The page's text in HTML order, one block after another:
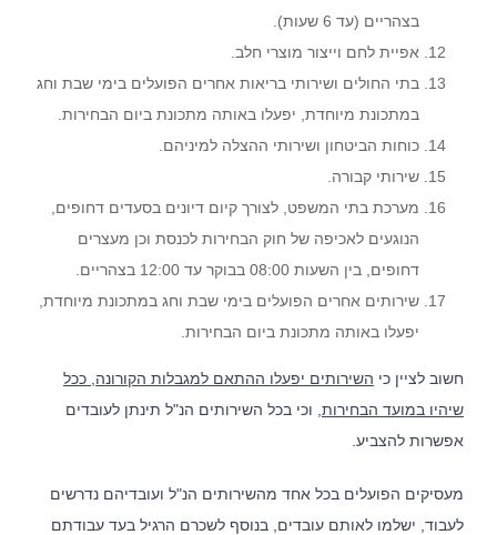
בצהריים (עד 6 שעות).
אפיית לחם וייצור מוצרי חלב.
בתי החולים ושירותי בריאות אחרים הפועלים בימי שבת וחג
במתכונת מיוחדת, יפעלו באותה מתכונת ביום הבחירות.
כוחות הביטחון ושירותי ההצלה למיניהם.
שירותי קבורה.
​מערכת בתי המשפט, לצורך קיום דיונים בסעדים דחופים,
הנוגעים לאכיפה של חוק הבחירות לכנסת וכן מעצרים
דחופים, בין השעות 08:00 בבוקר עד 12:00 בצהריים.
שירותים אחרים הפועלים בימי שבת וחג במתכונת מיוחדת,
יפעלו באותה מתכונת ביום הבחירות.
חשוב לציין כי השירותים יפעלו ההתאם למגבלות הקורונה, ככל
שיהיו במועד הבחירות , וכי בכל השירותים הנ"ל תינתן לעובדים
אפשרות להצביע.
מעסיקים הפועלים בכל אחד מהשירותים הנ"ל ועובדיהם נדרשים
לעבוד, ישלמו לאותם עובדים, בנוסף לשכרם הרגיל בעד עבודתם